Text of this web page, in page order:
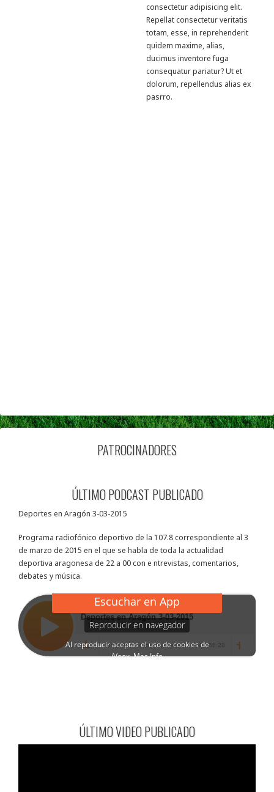
consectetur adipisicing elit.
Repellat consectetur veritatis
totam, esse, in reprehenderit
quidem maxime, alias,
ducimus inventore fuga
consequatur pariatur? Ut et
dolorum, repellendus alias ex
pasrro.
PATROCINADORES
ÚLTIMO PODCAST PUBLICADO
Deportes en Aragón 3-03-2015
Programa radiofónico deportivo de la 107.8 correspondiente al 3
de marzo de 2015 en el que se habla de toda la actualidad
deportiva aragonesa de 22 a 00 con e ntrevistas, comentarios,
debates y música.
ÚLTIMO VIDEO PUBLICADO